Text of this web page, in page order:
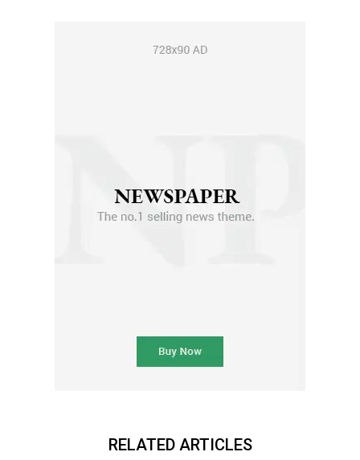
RELATED ARTICLES